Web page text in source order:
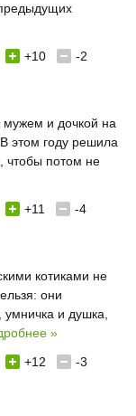
+10
-2
и дочкой на
этом году решила
чтобы потом не
+11
-4
котиками не
они
и душка,
»
+12
-3